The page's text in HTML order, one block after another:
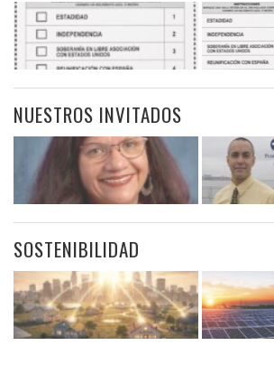
NUESTROS INVITADOS
SOSTENIBILIDAD